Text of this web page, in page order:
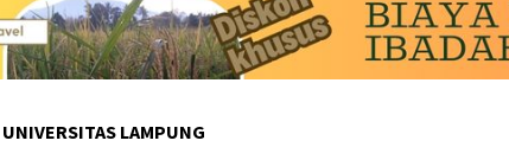
UNIVERSITAS LAMPUNG